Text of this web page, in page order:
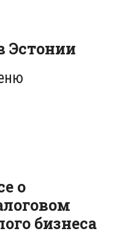
Эстонии
о
бизнеса